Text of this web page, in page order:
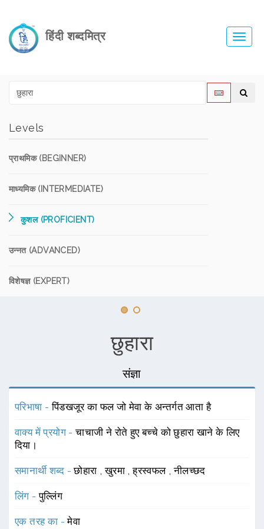
हिंदी शब्दमित्र
Levels
प्राथमिक (BEGINNER)
माध्यमिक (INTERMEDIATE)
कुशल (PROFICIENT)
उन्नत (ADVANCED)
विशेषज्ञ (EXPERT)
छुहारा
संज्ञा
परिभाषा -पिंडखजूर का फल जो मेवा के अन्तर्गत आता है
वाक्य में प्रयोग -चाचाजी ने रोते हुए बच्चे को छुहारा खाने के लिए
दिया।
समानार्थी शब्द -छोहारा ,खुरमा ,ह्रस्वफल ,नीलच्छद
लिंग -पुल्लिंग
एक तरह का -मेवा